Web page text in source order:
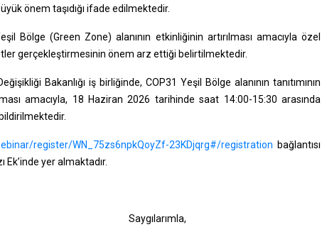
önem taşıdığı ifade edilmektedir.
Bölge (Green Zone) alanının etkinliğinin artırılması amacıyla özel
gerçekleştirmesinin önem arz ettiği belirtilmektedir.
Bakanlığı iş birliğinde, COP31 Yeşil Bölge alanının tanıtımının
amacıyla, 18 Haziran 2026 tarihinde saat 14:00-15:30 arasında
register/WN_75zs6npkQoyZf-23KDjqrg#/registration bağlantısı
Ek’inde yer almaktadır.